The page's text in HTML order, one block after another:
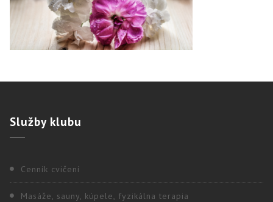
Službyklubu
Cenník cvičení
Masáže, sauny, kúpele, fyzikálna terapia